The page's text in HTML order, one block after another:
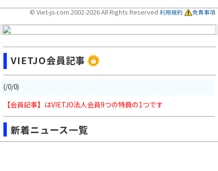
© Viet-jo.com 2002-2026 All Rights Reserved 利用規約 免責事項
VIETJO会員記事
(/0/0)
【会員記事】はVIETJO法人会員9つの特典の1つです
新着ニュース一覧